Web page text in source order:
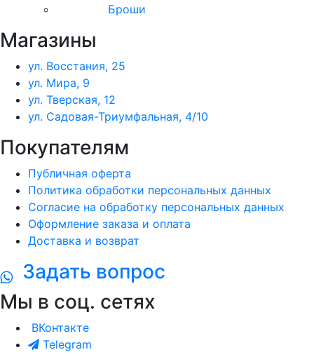
Броши
Магазины
ул. Восстания, 25
ул. Мира, 9
ул. Тверская, 12
ул. Садовая-Триумфальная, 4/10
Покупателям
Публичная оферта
Политика обработки персональных данных
Согласие на обработку персональных данных
Оформление заказа и оплата
Доставка и возврат
Задать вопрос
Мы в соц. сетях
ВКонтакте
Telegram